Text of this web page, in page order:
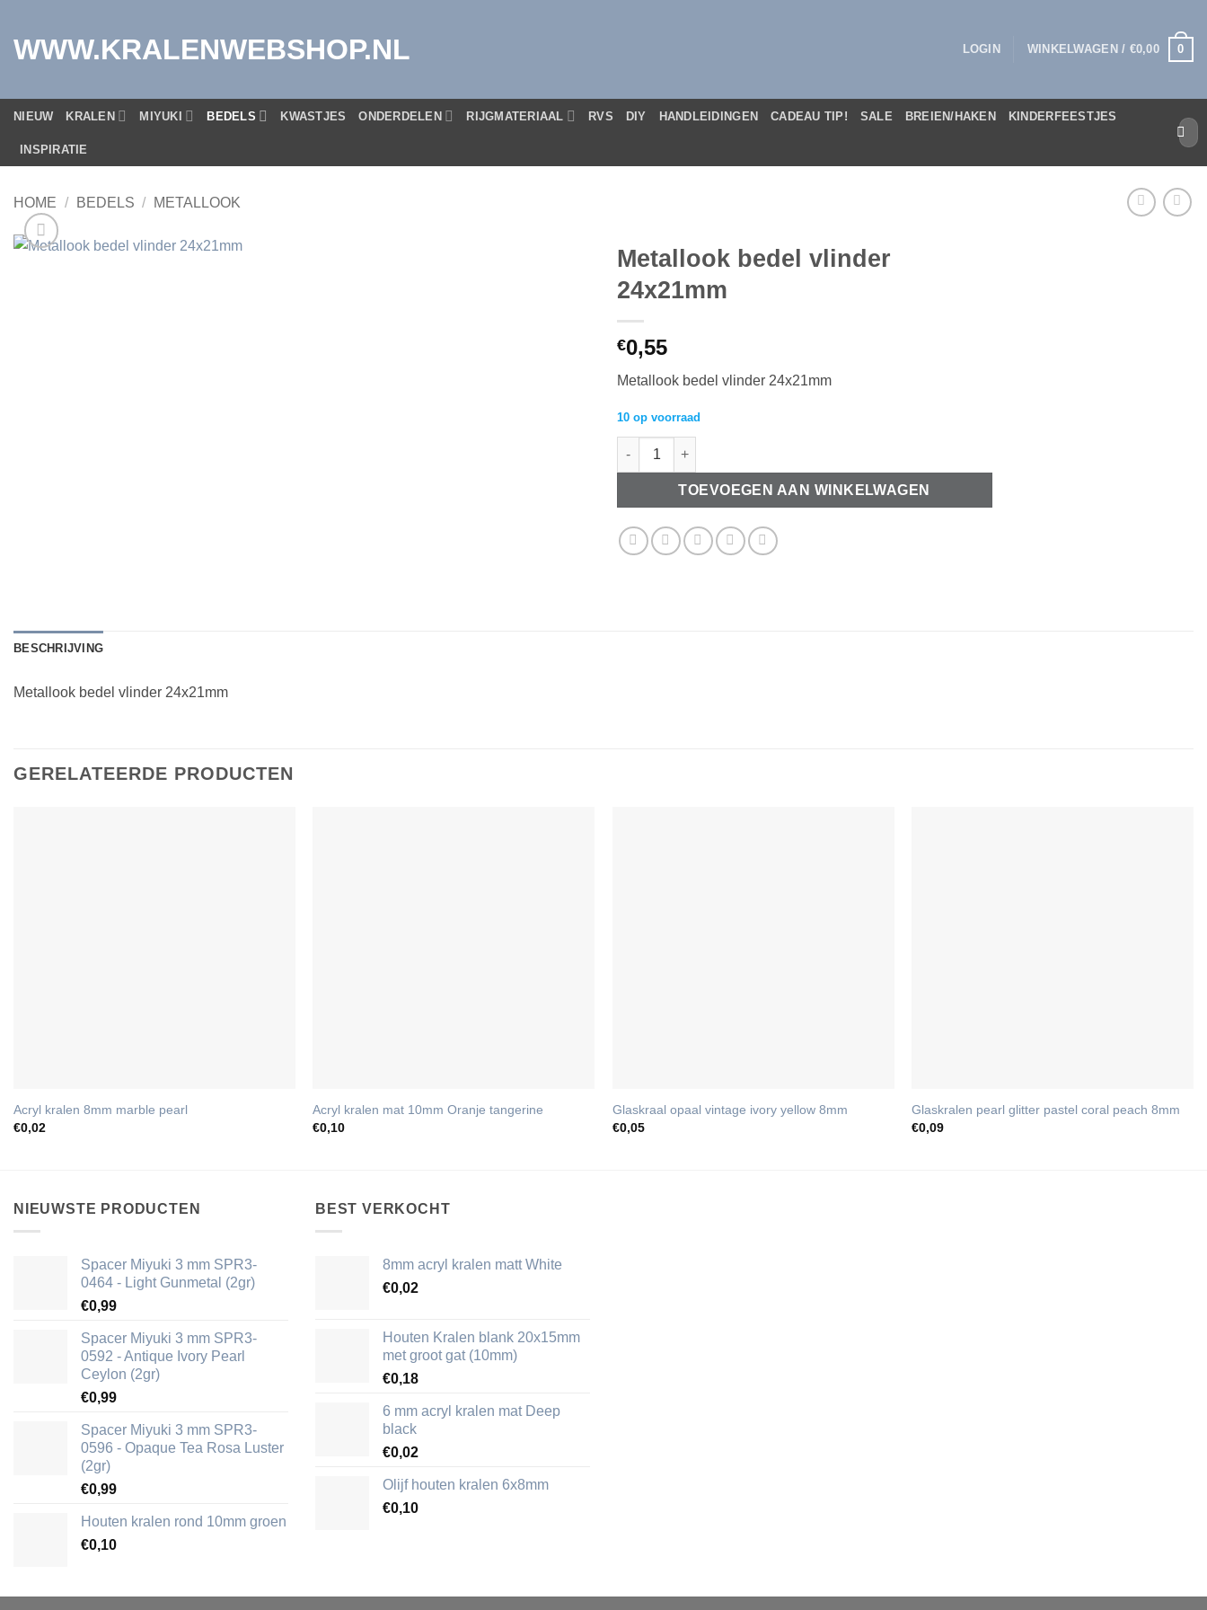
inhoud
WWW.KRALENWEBSHOP.NL LOGIN WINKELWAGEN / €0,00 0
NIEUW KRALEN MIYUKI BEDELS KWASTJES ONDERDELEN RIJGMATERIAAL RVS DIY HANDLEIDINGEN CADEAU TIP! SALE BREIEN/HAKEN KINDERFEESTJES
INSPIRATIE
naar:
HOME / BEDELS / METALLOOK
Metallook bedel vlinder
24x21mm
€0,55
Metallook bedel vlinder 24x21mm
10 op voorraad
Metallook bedel vlinder 24x21mm aantal
TOEVOEGEN AAN WINKELWAGEN
BESCHRIJVING
Metallook bedel vlinder 24x21mm
GERELATEERDE PRODUCTEN
Acryl kralen 8mm marble pearl
€0,02
Acryl kralen mat 10mm Oranje tangerine
€0,10
Glaskraal opaal vintage ivory yellow 8mm
€0,05
Glaskralen pearl glitter pastel coral peach 8mm
€0,09
NIEUWSTE PRODUCTEN
Spacer Miyuki 3 mm SPR3-
0464 - Light Gunmetal (2gr)
€0,99
Spacer Miyuki 3 mm SPR3-
0592 - Antique Ivory Pearl
Ceylon (2gr)
€0,99
Spacer Miyuki 3 mm SPR3-
0596 - Opaque Tea Rosa Luster
(2gr)
€0,99
Houten kralen rond 10mm groen
€0,10
BEST VERKOCHT
8mm acryl kralen matt White
€0,02
Houten Kralen blank 20x15mm
met groot gat (10mm)
€0,18
6 mm acryl kralen mat Deep
black
€0,02
Olijf houten kralen 6x8mm
€0,10